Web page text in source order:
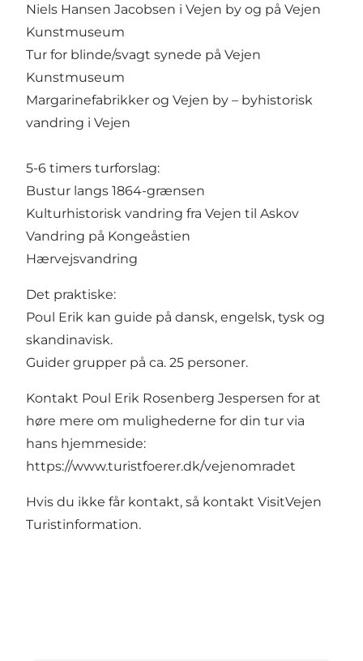
Niels Hansen Jacobsen i Vejen by og på Vejen
Kunstmuseum
Tur for blinde/svagt synede på Vejen
Kunstmuseum
Margarinefabrikker og Vejen by – byhistorisk
vandring i Vejen
5-6 timers turforslag:
Bustur langs 1864-grænsen
Kulturhistorisk vandring fra Vejen til Askov
Vandring på Kongeåstien
Hærvejsvandring
Det praktiske:
Poul Erik kan guide på dansk, engelsk, tysk og
skandinavisk.
Guider grupper på ca. 25 personer.
Kontakt Poul Erik Rosenberg Jespersen for at
høre mere om mulighederne for din tur via
hans hjemmeside:
https://www.turistfoerer.dk/vejenomradet
Hvis du ikke får kontakt, så kontakt VisitVejen
Turistinformation.